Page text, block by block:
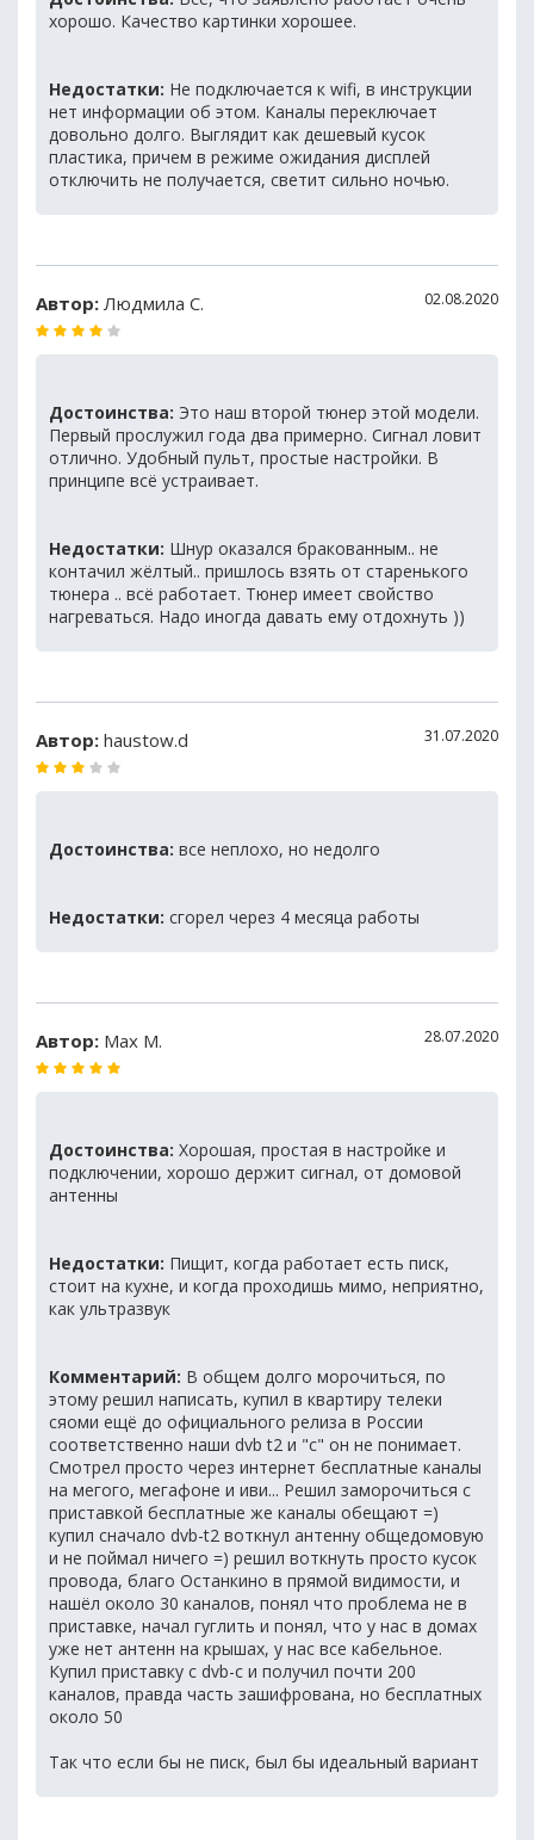
хорошо. Качество картинки хорошее.
Недостатки: Не подключается к wifi, в инструкции
нет информации об этом. Каналы переключает
довольно долго. Выглядит как дешевый кусок
пластика, причем в режиме ожидания дисплей
отключить не получается, светит сильно ночью.
Автор: Людмила С. 02.08.2020
Достоинства: Это наш второй тюнер этой модели.
Первый прослужил года два примерно. Сигнал ловит
отлично. Удобный пульт, простые настройки. В
принципе всё устраивает.
Недостатки: Шнур оказался бракованным.. не
контачил жёлтый.. пришлось взять от старенького
тюнера .. всё работает. Тюнер имеет свойство
нагреваться. Надо иногда давать ему отдохнуть ))
Автор: haustow.d 31.07.2020
Достоинства: все неплохо, но недолго
Недостатки: сгорел через 4 месяца работы
Автор: Max M. 28.07.2020
Достоинства: Хорошая, простая в настройке и
подключении, хорошо держит сигнал, от домовой
антенны
Недостатки: Пищит, когда работает есть писк,
стоит на кухне, и когда проходишь мимо, неприятно,
как ультразвук
Комментарий: В общем долго морочиться, по
этому решил написать, купил в квартиру телеки
сяоми ещё до официального релиза в России
соответственно наши dvb t2 и "c" он не понимает.
Смотрел просто через интернет бесплатные каналы
на мегого, мегафоне и иви... Решил заморочиться с
приставкой бесплатные же каналы обещают =)
купил сначало dvb-t2 воткнул антенну общедомовую
и не поймал ничего =) решил воткнуть просто кусок
провода, благо Останкино в прямой видимости, и
нашёл около 30 каналов, понял что проблема не в
приставке, начал гуглить и понял, что у нас в домах
уже нет антенн на крышах, у нас все кабельное.
Купил приставку с dvb-c и получил почти 200
каналов, правда часть зашифрована, но бесплатных
около 50
Так что если бы не писк, был бы идеальный вариант